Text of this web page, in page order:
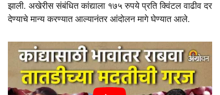
झाली. अखेरीस संबंधित कांद्याला १७५ रुपये प्रति क्विंटल वाढीव दर
देण्याचे मान्य करण्यात आल्यानंतर आंदोलन मागे घेण्यात आले.